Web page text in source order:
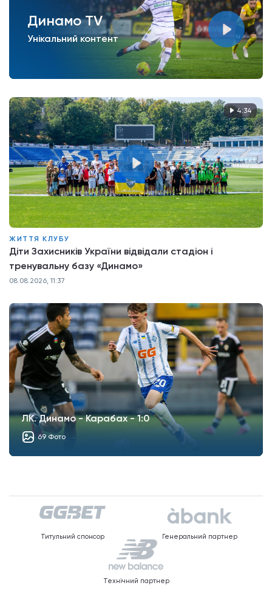
Динамо TV
Унікальний контент
4:34
ЖИТТЯ КЛУБУ
Діти Захисників України відвідали стадіон і
тренувальну базу «Динамо»
08.08.2026, 11:37
ЛК. Динамо - Карабах - 1:0
69 Фото
Титульний спонсор Генеральний партнер
Технічний партнер